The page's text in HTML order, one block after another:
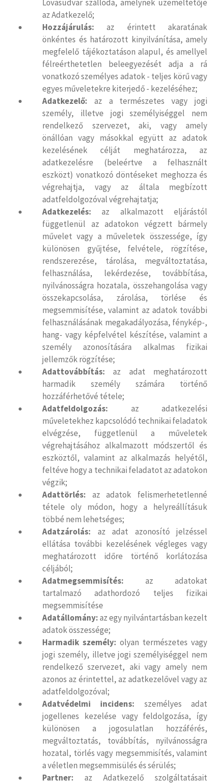
Lovasudvar szálloda, amelynek üzemeltetője
az Adatkezelő;
Hozzájárulás: az érintett akaratának
önkéntes és határozott kinyilvánítása, amely
megfelelő tájékoztatáson alapul, és amellyel
félreérthetetlen beleegyezését adja a rá
vonatkozó személyes adatok - teljes körű vagy
egyes műveletekre kiterjedő - kezeléséhez;
Adatkezelő: az a természetes vagy jogi
személy, illetve jogi személyiséggel nem
rendelkező szervezet, aki, vagy amely
önállóan vagy másokkal együtt az adatok
kezelésének célját meghatározza, az
adatkezelésre (beleértve a felhasznált
eszközt) vonatkozó döntéseket meghozza és
végrehajtja, vagy az általa megbízott
adatfeldolgozóval végrehajtatja;
Adatkezelés: az alkalmazott eljárástól
függetlenül az adatokon végzett bármely
művelet vagy a műveletek összessége, így
különösen gyűjtése, felvétele, rögzítése,
rendszerezése, tárolása, megváltoztatása,
felhasználása, lekérdezése, továbbítása,
nyilvánosságra hozatala, összehangolása vagy
összekapcsolása, zárolása, törlése és
megsemmisítése, valamint az adatok további
felhasználásának megakadályozása, fénykép-,
hang- vagy képfelvétel készítése, valamint a
személy azonosítására alkalmas fizikai
jellemzők rögzítése;
Adattovábbítás: az adat meghatározott
harmadik személy számára történő
hozzáférhetővé tétele;
Adatfeldolgozás: az adatkezelési
műveletekhez kapcsolódó technikai feladatok
elvégzése, függetlenül a műveletek
végrehajtásához alkalmazott módszertől és
eszköztől, valamint az alkalmazás helyétől,
feltéve hogy a technikai feladatot az adatokon
végzik;
Adattörlés: az adatok felismerhetetlenné
tétele oly módon, hogy a helyreállításuk
többé nem lehetséges;
Adatzárolás: az adat azonosító jelzéssel
ellátása további kezelésének végleges vagy
meghatározott időre történő korlátozása
céljából;
Adatmegsemmisítés: az adatokat
tartalmazó adathordozó teljes fizikai
megsemmisítése
Adatállomány:az egy nyilvántartásban kezelt
adatok összessége;
Harmadik személy: olyan természetes vagy
jogi személy, illetve jogi személyiséggel nem
rendelkező szervezet, aki vagy amely nem
azonos az érintettel, az adatkezelővel vagy az
adatfeldolgozóval;
Adatvédelmi incidens: személyes adat
jogellenes kezelése vagy feldolgozása, így
különösen a jogosulatlan hozzáférés,
megváltoztatás, továbbítás, nyilvánosságra
hozatal, törlés vagy megsemmisítés, valamint
a véletlen megsemmisülés és sérülés;
Partner: az Adatkezelő szolgáltatásait